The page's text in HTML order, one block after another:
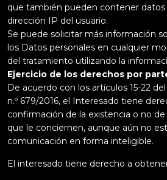
que también pueden contener datos
dirección IP del usuario.
Se puede solicitar más información
los Datos personales en cualquier
del tratamiento utilizando la
Ejercicio de los derechos por
De acuerdo con los artículos 15-22
n.º 679/2016, el Interesado tiene
confirmación de la existencia o no
que le conciernen, aunque aún no
comunicación en forma inteligible.
El interesado tiene derecho a